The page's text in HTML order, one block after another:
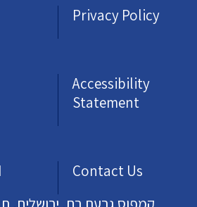
Privacy Policy
Accessibility
Statement
Contact Us